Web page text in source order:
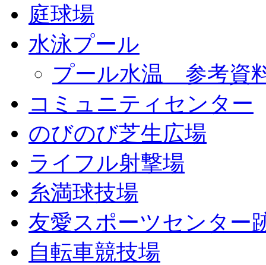
庭球場
水泳プール
プール水温 参考資
コミュニティセンター
のびのび芝生広場
ライフル射撃場
糸満球技場
友愛スポーツセンター
自転車競技場